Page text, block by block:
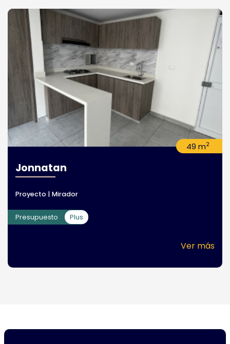
49 m2
Jonnatan
Proyecto | Mirador
Presupuesto Plus
Ver más